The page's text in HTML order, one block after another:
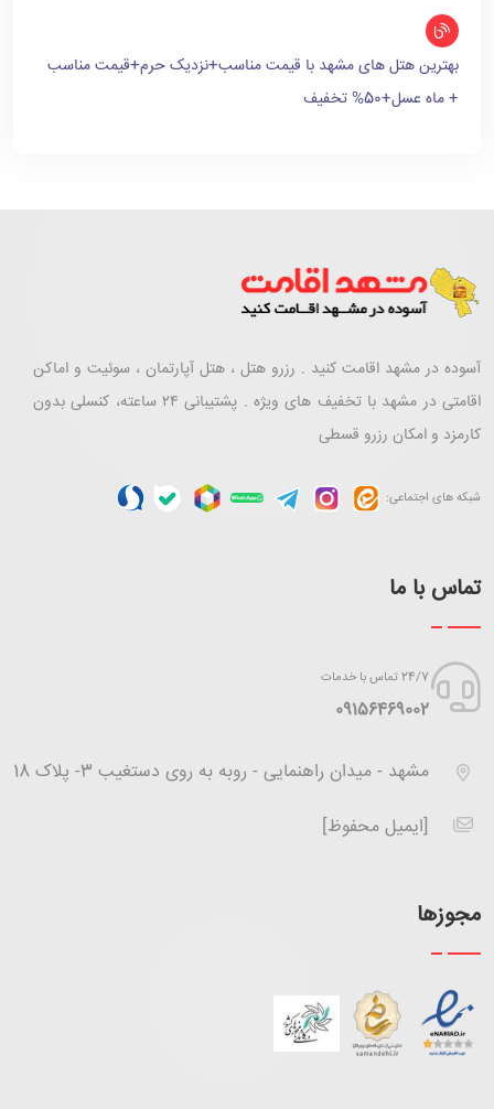
بهترین هتل های مشهد با قیمت مناسب+نزدیک حرم+قیمت مناسب
+ ماه عسل+50% تخفیف
آسوده در مشهد اقامت کنید . رزرو هتل ، هتل آپارتمان ، سوئیت و اماکن
اقامتی در مشهد با تخفیف های ویژه . پشتیبانی ۲۴ ساعته، کنسلی بدون
کارمزد و امکان رزرو قسطی
شبکه های اجتماعی:
تماس با ما
24/7 تماس با خدمات
‪09156469002
مشهد - میدان راهنمایی - روبه به روی دستغیب 3- پلاک 18
[ایمیل محفوظ]
مجوزها